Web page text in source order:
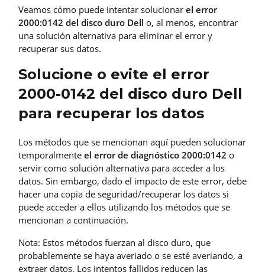
Veamos cómo puede intentar solucionar el error
2000:0142 del disco duro Dell o, al menos, encontrar
una solución alternativa para eliminar el error y
recuperar sus datos.
Solucione o evite el error
2000-0142 del disco duro Dell
para recuperar los datos
Los métodos que se mencionan aquí pueden solucionar
temporalmente el error de diagnóstico 2000:0142 o
servir como solución alternativa para acceder a los
datos. Sin embargo, dado el impacto de este error, debe
hacer una copia de seguridad/recuperar los datos si
puede acceder a ellos utilizando los métodos que se
mencionan a continuación.
Nota: Estos métodos fuerzan al disco duro, que
probablemente se haya averiado o se esté averiando, a
extraer datos. Los intentos fallidos reducen las